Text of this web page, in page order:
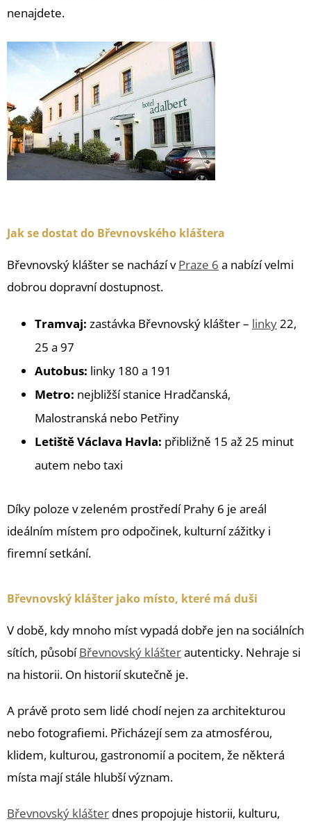
nenajdete.
Jak se dostat do Břevnovského kláštera
Břevnovský klášter se nachází vPraze 6 a nabízí velmi
dobrou dopravní dostupnost.
Tramvaj: zastávka Břevnovský klášter – linky22,
25 a 97
Autobus: linky 180 a 191
Metro: nejbližší stanice Hradčanská,
Malostranská nebo Petřiny
Letiště Václava Havla: přibližně 15 až 25 minut
autem nebo taxi
Díky poloze v zeleném prostředí Prahy 6 je areál
ideálním místem pro odpočinek, kulturní zážitky i
firemní setkání.
Břevnovský klášter jako místo, které má duši
V době, kdy mnoho míst vypadá dobře jen na sociálních
sítích, působíBřevnovský klášterautenticky. Nehraje si
na historii. On historií skutečně je.
A právě proto sem lidé chodí nejen za architekturou
nebo fotografiemi. Přicházejí sem za atmosférou,
klidem, kulturou, gastronomií a pocitem, že některá
místa mají stále hlubší význam.
Břevnovský klášter dnes propojuje historii, kulturu,